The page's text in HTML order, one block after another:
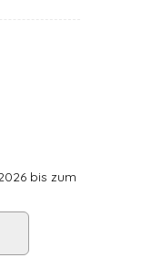
bis zum